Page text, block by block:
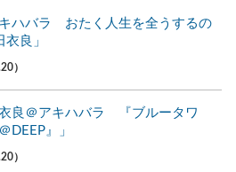
キハバラ おたく人生を全うするの
良」
）
良＠アキハバラ 『ブルータワ
DEEP』」
）